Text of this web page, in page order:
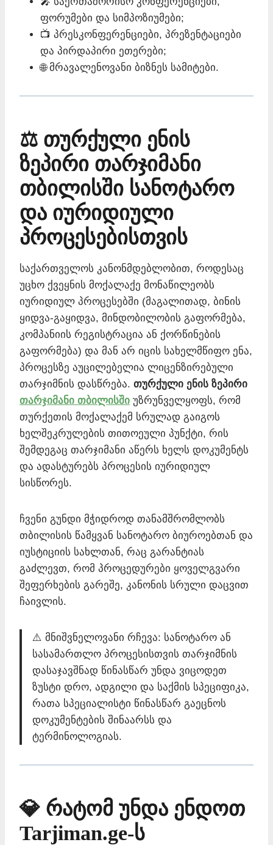
ფორუმები და სიმპოზიუმები;
📺 პრესკონფერენციები, პრეზენტაციები
და პირდაპირი ეთერები;
🌐 მრავალენოვანი ბიზნეს სამიტები.
⚖️ თურქული ენის
ზეპირი თარჯიმანი
თბილისში სანოტარო
და იურიდიული
პროცესებისთვის
საქართველოს კანონმდებლობით, როდესაც
უცხო ქვეყნის მოქალაქე მონაწილეობს
იურიდიულ პროცესებში (მაგალითად, ბინის
ყიდვა-გაყიდვა, მინდობილობის გაფორმება,
კომპანიის რეგისტრაცია ან ქორწინების
გაფორმება) და მან არ იცის სახელმწიფო ენა,
პროცესზე აუცილებელია ლიცენზირებული
თარჯიმნის დასწრება. თურქული ენის ზეპირი
თარჯიმანი თბილისში უზრუნველყოფს, რომ
თურქეთის მოქალაქემ სრულად გაიგოს
ხელშეკრულების თითოეული პუნქტი, რის
შემდეგაც თარჯიმანი აწერს ხელს დოკუმენტს
და ადასტურებს პროცესის იურიდიულ
სისწორეს.
ჩვენი გუნდი მჭიდროდ თანამშრომლობს
თბილისის წამყვან სანოტარო ბიუროებთან და
იუსტიციის სახლთან, რაც გარანტიას
გაძლევთ, რომ პროცედურები ყოველგვარი
შეფერხების გარეშე, კანონის სრული დაცვით
ჩაივლის.
⚠️ მნიშვნელოვანი რჩევა: სანოტარო ან
სასამართლო პროცესისთვის თარჯიმნის
დასაჯავშნად წინასწარ უნდა ვიცოდეთ
ზუსტი დრო, ადგილი და საქმის სპეციფიკა,
რათა სპეციალისტი წინასწარ გაეცნოს
დოკუმენტების შინაარსს და
ტერმინოლოგიას.
💎 რატომ უნდა ენდოთ
Tarjiman.ge-ს